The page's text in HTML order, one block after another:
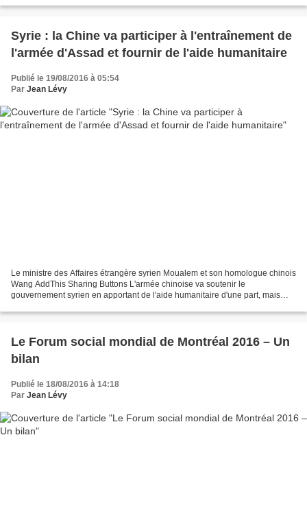
Syrie : la Chine va participer à l'entraînement de
l'armée d'Assad et fournir de l'aide humanitaire
Publié le 19/08/2016 à 05:54
Par Jean Lévy
Le ministre des Affaires étrangère syrien Moualem et son homologue chinois
Wang AddThis Sharing Buttons L'armée chinoise va soutenir le
gouvernement syrien en apportant de l'aide humanitaire d'une part, mais
Le Forum social mondial de Montréal 2016 – Un
bilan
Publié le 18/08/2016 à 14:18
Par Jean Lévy